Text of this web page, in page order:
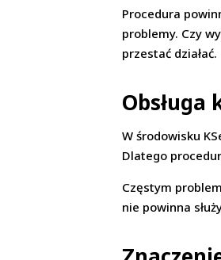
Procedura
problemy. Czy
przestać działać.
W środowisku
Dlatego
Częstym
nie powinna